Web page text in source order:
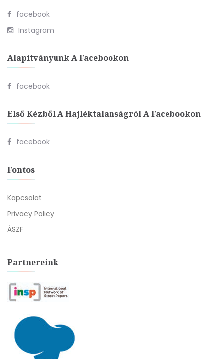
facebook
Instagram
Alapítványunk A Facebookon
facebook
Első Kézből A Hajléktalanságról A Facebookon
facebook
Fontos
Kapcsolat
Privacy Policy
ÁSZF
Partnereink